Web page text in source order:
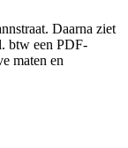
Daarna ziet
btw een PDF-
maten en